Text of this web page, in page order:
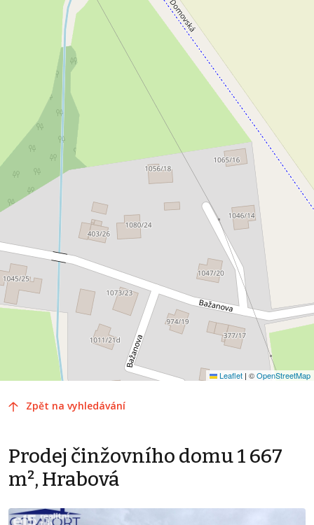
Leaflet | ©OpenStreetMap
Zpět na vyhledávání
Prodej činžovního domu 1 667
m², Hrabová